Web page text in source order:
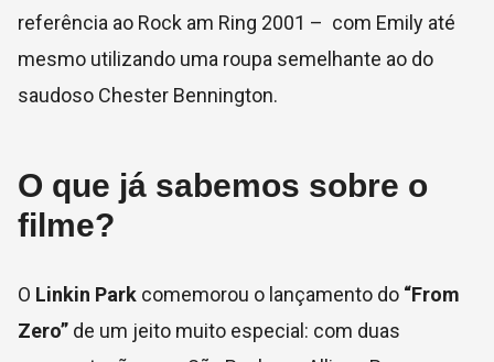
referência ao Rock am Ring 2001 – com Emily até
mesmo utilizando uma roupa semelhante ao do
saudoso Chester Bennington.
O que já sabemos sobre o
filme?
O Linkin Park comemorou o lançamento do “From
Zero” de um jeito muito especial: com duas